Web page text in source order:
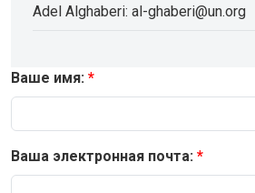
Adel Alghaberi: al-ghaberi@un.org
Ваше имя:
Ваша электронная почта: